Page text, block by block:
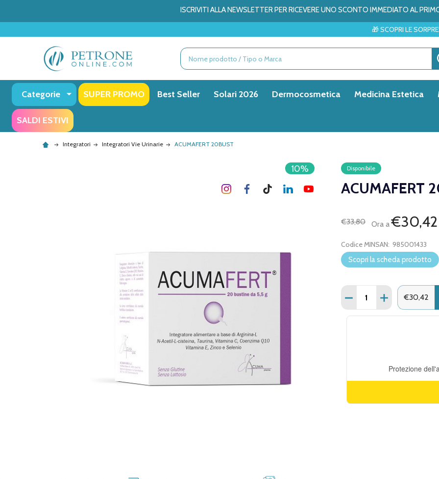
ISCRIVITI ALLA NEWSLETTER PER RICEVERE UNO SCONTO IMMEDIATO AL
🎁 SCOPRI LE SORPRESE DEL MESE →
Ricerca
Categorie SUPER PROMO Best Seller Solari 2026 Dermocosmetica Medicina Estetica
SALDI ESTIVI
Integratori Integratori Vie Urinarie ACUMAFERT 20BUST
Disponibile
ACUMAFERT
€33,80 Ora a€30,42
10%
Codice MINSAN: 985001433
Scopri la scheda prodotto
Quantità:
DIMINUISCI QUANTITÀ
AUMENTA
€30,42